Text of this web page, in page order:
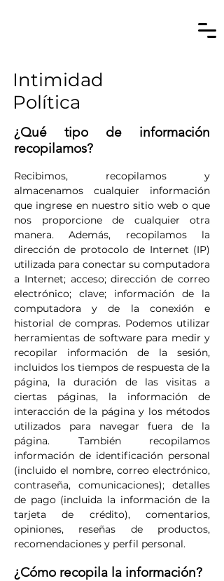
Intimidad
Política
¿Qué tipo de información
recopilamos?
Recibimos, recopilamos y
almacenamos cualquier información
que ingrese en nuestro sitio web o que
nos proporcione de cualquier otra
manera. Además, recopilamos la
dirección de protocolo de Internet (IP)
utilizada para conectar su computadora
a Internet; acceso; dirección de correo
electrónico; clave; información de la
computadora y de la conexión e
historial de compras. Podemos utilizar
herramientas de software para medir y
recopilar información de la sesión,
incluidos los tiempos de respuesta de la
página, la duración de las visitas a
ciertas páginas, la información de
interacción de la página y los métodos
utilizados para navegar fuera de la
página. También recopilamos
información de identificación personal
(incluido el nombre, correo electrónico,
contraseña, comunicaciones); detalles
de pago (incluida la información de la
tarjeta de crédito), comentarios,
opiniones, reseñas de productos,
recomendaciones y perfil personal.
¿Cómo recopila la información?